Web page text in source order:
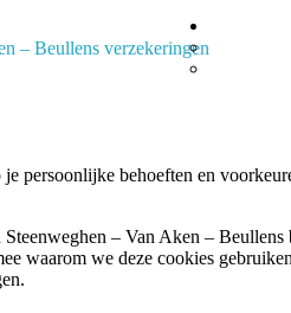
– Beullens verzekeringen
persoonlijke behoeften en
– Van Aken –
waarom we deze cookies